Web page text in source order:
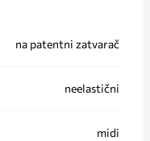
na patentni zatvarač
neelastični
midi